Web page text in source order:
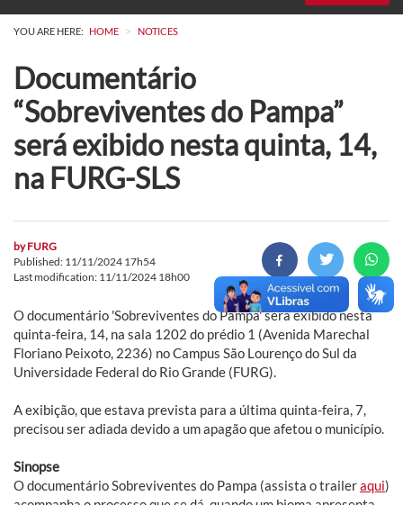
YOU ARE HERE: HOME > NOTICES
Documentário
“Sobreviventes do Pampa”
será exibido nesta quinta, 14,
na FURG-SLS
byFURG
Published: 11/11/2024 17h54
Last modification: 11/11/2024 18h00
O documentário 'Sobreviventes do Pampa' será exibido nesta
quinta-feira, 14, na sala 1202 do prédio 1 (Avenida Marechal
Floriano Peixoto, 2236) no Campus São Lourenço do Sul da
Universidade Federal do Rio Grande (FURG).
A exibição, que estava prevista para a última quinta-feira, 7,
precisou ser adiada devido a um apagão que afetou o município.
Sinopse
O documentário Sobreviventes do Pampa (assista o traileraqui)